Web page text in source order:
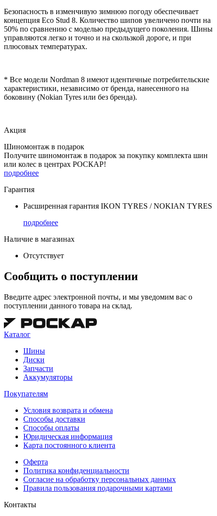
Безопасность в изменчивую зимнюю погоду обеспечивает
концепция Eco Stud 8. Количество шипов увеличено почти на
50% по сравнению с моделью предыдущего поколения. Шины
управляются легко и точно и на скользкой дороге, и при
плюсовых температурах.
* Все модели Nordman 8 имеют идентичные потребительские
характеристики, независимо от бренда, нанесенного на
боковину (Nokian Tyres или без бренда).
Акция
Шиномонтаж в подарок
Получите шиномонтаж в подарок за покупку комплекта шин
или колес в центрах РОСКАР!
подробнее
Гарантия
Расширенная гарантия IKON TYRES / NOKIAN TYRES
подробнее
Наличие в магазинах
Отсутствует
Сообщить о поступлении
Введите адрес электронной почты, и мы уведомим вас о
поступлении данного товара на склад.
Каталог
Шины
Диски
Запчасти
Аккумуляторы
Покупателям
Условия возврата и обмена
Способы доставки
Способы оплаты
Юридическая информация
Карта постоянного клиента
Оферта
Политика конфиденциальности
Согласие на обработку персональных данных
Правила пользования подарочными картами
Контакты